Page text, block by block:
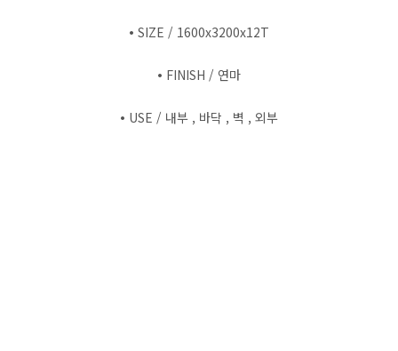
• SIZE / 1600x3200x12T
• FINISH / 연마
• USE / 내부 , 바닥 , 벽 , 외부